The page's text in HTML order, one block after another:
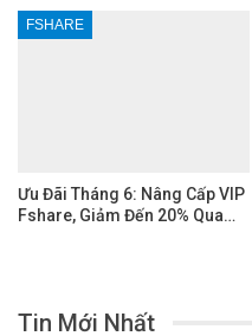
FSHARE
Ưu Đãi Tháng 6: Nâng Cấp VIP
Fshare, Giảm Đến 20% Qua…
Tin Mới Nhất